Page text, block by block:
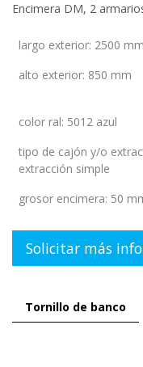
Encimera DM, 2
largo exterior: 2500 mm
alto exterior: 850 mm
color ral: 5012 azul
tipo de cajón y/o
extracción simple
grosor encimera: 50
Solicitar más
Tornillo de banco